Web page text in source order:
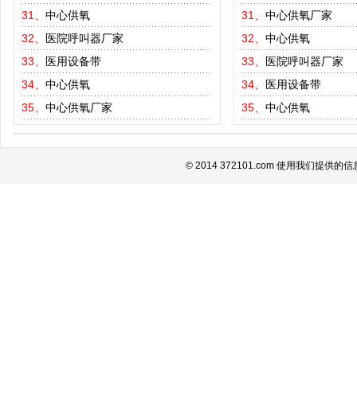
31、 中心供氧
32、
医院呼叫器厂家
33、
医用设备带
34、 中心供氧
35、 中心供氧厂家
31、 中心供氧厂家
32、 中心供氧
33、
医院呼叫器厂家
34、
医用设备带
35、 中心供氧
© 2014 372101.com 使用我们提供的信